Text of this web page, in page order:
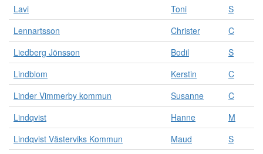
Lavi
Toni
S
Lennartsson
Christer
C
Liedberg Jönsson
Bodil
S
Lindblom
Kerstin
C
Linder Vimmerby kommun
Susanne
C
Lindqvist
Hanne
M
Lindqvist Västerviks Kommun
Maud
S